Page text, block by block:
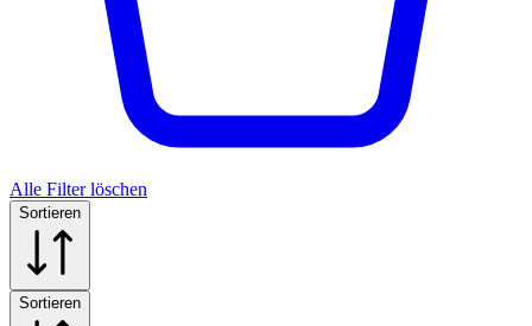
Alle Filter löschen
Sortieren
Sortieren